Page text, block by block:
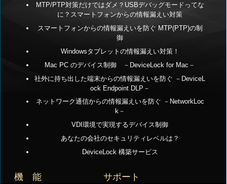
MTP/PTP対策だけではダメ？USBデバッグモードってな
に？スマートフォンからの情報漏えい対策
スマートフォンからの情報漏えいを防ぐ MTP(PTP)の制
御
Windowsタブレットの情報漏えい対策！
Mac PC のデバイス制御 －DeviceLock for Mac－
社外に持ち出した端末からの情報漏えいを防ぐ －DeviceL
ock Endpoint DLP－
ネットワーク通信からの情報漏えいを防ぐ －NetworkLoc
k－
VDI環境で実現するデバイス制御
あなたの会社のセキュリティレベルは？
DeviceLock 構築サービス
機 能
サポート